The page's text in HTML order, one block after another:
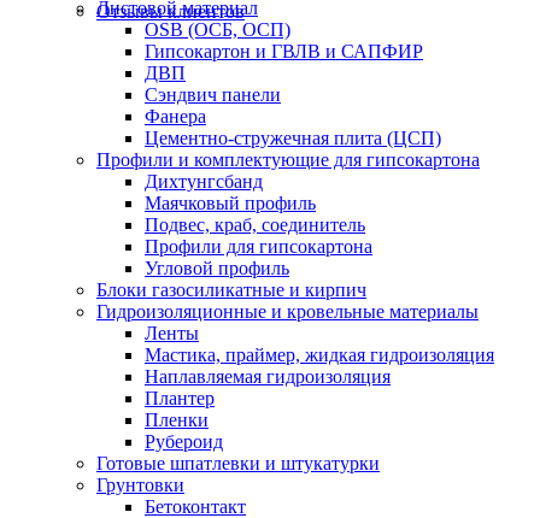
Отзывы клиентов
Листовой материал
OSB (ОСБ, ОСП)
Гипсокартон и ГВЛВ и САПФИР
ДВП
Сэндвич панели
Фанера
Цементно-стружечная плита (ЦСП)
Профили и комплектующие для гипсокартона
Дихтунгсбанд
Маячковый профиль
Подвес, краб, соединитель
Профили для гипсокартона
Угловой профиль
Блоки газосиликатные и кирпич
Гидроизоляционные и кровельные материалы
Ленты
Мастика, праймер, жидкая гидроизоляция
Наплавляемая гидроизоляция
Плантер
Пленки
Рубероид
Готовые шпатлевки и штукатурки
Грунтовки
Бетоконтакт